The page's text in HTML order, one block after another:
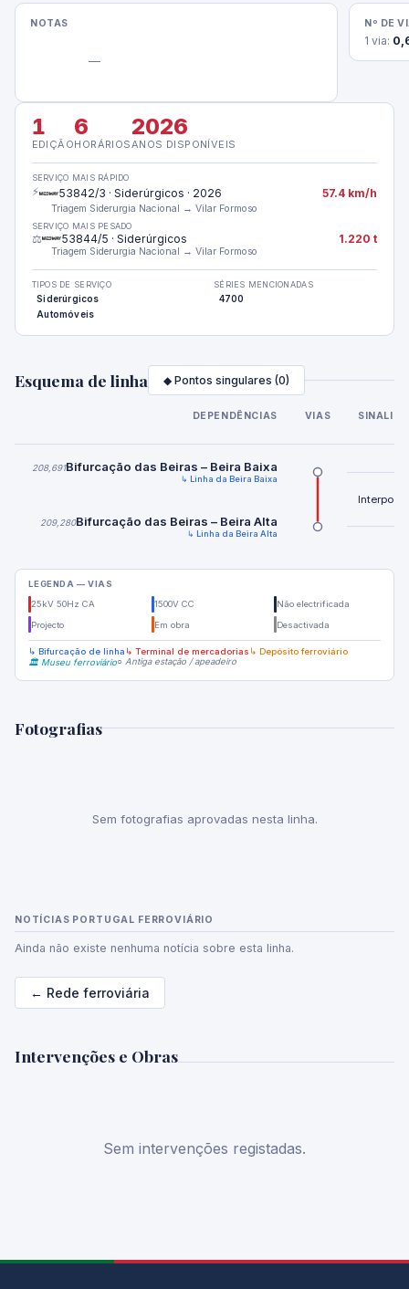
NOTAS Nº DE
1 via:
1
EDIÇÃO
6
HORÁRIOS
2026
ANOS DISPONÍVEIS
SERVIÇO MAIS RÁPIDO
⚡ 53842/3 · Siderúrgicos · 2026 57.4 km/h
Triagem Siderurgia Nacional → Vilar Formoso
SERVIÇO MAIS PESADO
⚖️ 53844/5 · Siderúrgicos 1.220 t
Triagem Siderurgia Nacional → Vilar Formoso
TIPOS DE SERVIÇO
Siderúrgicos
Automóveis
SÉRIES MENCIONADAS
4700
Esquema de linha ◆ Pontos singulares (0)
DEPENDÊNCIAS VIAS
208,691Bifurcação das Beiras – Beira Baixa
↳ Linha da Beira Baixa
209,280Bifurcação das Beiras – Beira Alta
↳ Linha da Beira Alta
LEGENDA — VIAS
25kV 50Hz CA 1500V CC Não electrificada
Projecto Em obra Desactivada
↳ Bifurcação de linha ↳ Terminal de mercadorias ↳ Depósito ferroviário
🏛️ Museu ferroviário○ Antiga estação / apeadeiro
Fotografias
Sem fotografias aprovadas nesta linha.
NOTÍCIAS PORTUGAL FERROVIÁRIO
Ainda não existe nenhuma notícia sobre esta linha.
← Rede ferroviária
Intervenções e Obras
Sem intervenções registadas.